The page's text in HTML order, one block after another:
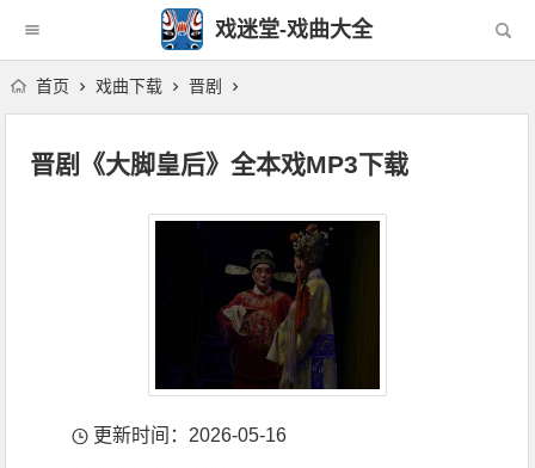
戏迷堂-戏曲大全
首页 戏曲下载 晋剧
晋剧《大脚皇后》全本戏MP3下载
更新时间：2026-05-16